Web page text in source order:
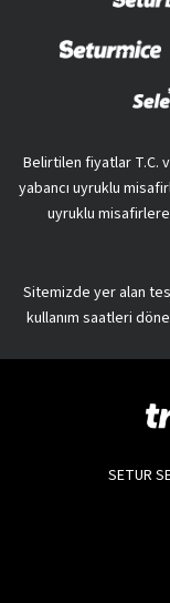
Belirtilen fiyatlar T.C.
yabancı uyruklu
uyruklu
Sitemizde yer alan
kullanım saatleri
SETUR